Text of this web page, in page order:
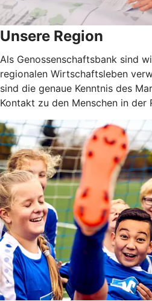
Unsere Region
Als Genossenschaftsbank sind
regionalen Wirtschaftsleben
sind die genaue Kenntnis des
Kontakt zu den Menschen in der